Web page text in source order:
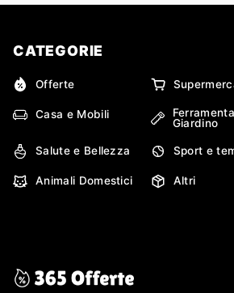
CATEGORIE
Offerte
Casa e Mobili
Giardino
Salute e Bellezza Sport e
Animali Domestici Altri